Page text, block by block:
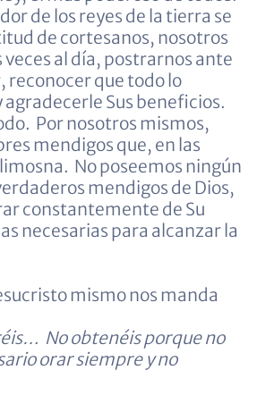
de los reyes de la tierra se
de cortesanos, nosotros
al día, postrarnos ante
reconocer que todo lo
agradecerle Sus beneficios.
Por nosotros mismos,
mendigos que, en las
No poseemos ningún
mendigos de Dios,
constantemente de Su
necesarias para alcanzar la
mismo nos manda
No obtenéis porque no
orar siempre y no